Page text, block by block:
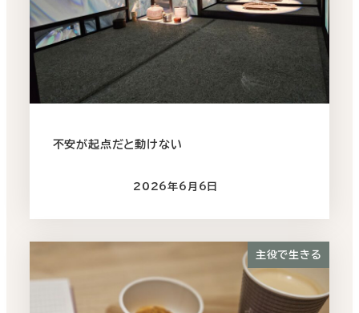
不安が起点だと動けない
2026年6月6日
主役で生きる